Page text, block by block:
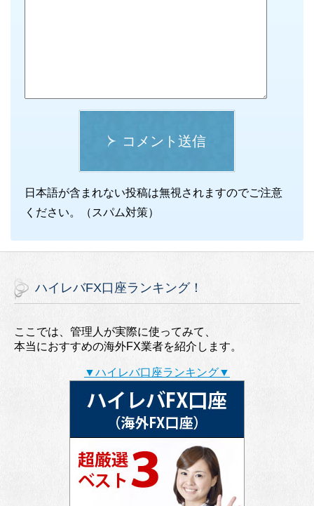
コメント送信
日本語が含まれない投稿は無視されますのでご注意
ください。（スパム対策）
ハイレバFX口座ランキング！
ここでは、管理人が実際に使ってみて、
本当におすすめの海外FX業者を紹介します。
▼ハイレバ口座ランキング▼